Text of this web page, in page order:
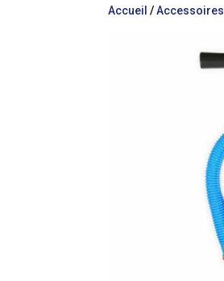
Accueil /Accessoires